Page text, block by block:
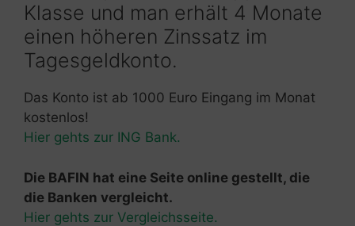
Klasse und man erhält 4 Monate
einen höheren Zinssatz im
Tagesgeldkonto.
Das Konto ist ab 1000 Euro Eingang im Monat
kostenlos!
Hier gehts zur ING Bank.
Die BAFIN hat eine Seite online gestellt, die
die Banken vergleicht.
Hier gehts zur Vergleichsseite.